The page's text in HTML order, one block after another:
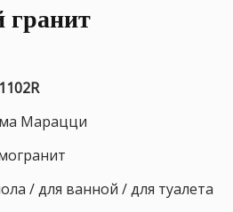
гранит
Марацци
/ для ванной / для туалета